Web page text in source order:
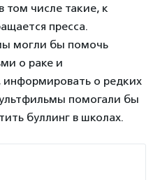
числе такие, к
пресса.
могли бы помочь
о раке и
информировать о редких
помогали бы
буллинг в школах.